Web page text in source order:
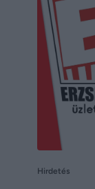
Hirdetés